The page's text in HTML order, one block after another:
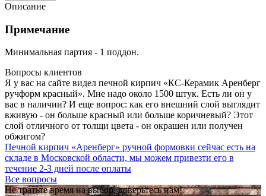
Описание
Примечание
Минимальная партия - 1 поддон.
Вопросы клиентов
Я у вас на сайте видел печной кирпич «КС-Керамик Аренберг
ручформ красный». Мне надо около 1500 штук. Есть ли он у
вас в наличии? И еще вопрос: как его внешний слой выглядит
вживую - он больше красный или больше коричневый? Этот
слой отличного от толщи цвета - он окрашен или получен
обжигом?
Печной кирпич «Аренберг» ручной формовки сейчас есть на
складе в Московской области, мы можем привезти его в
течение 2-3 дней после оплаты
Все вопросы
Не тратьте время на выбор, доверьтесь нам!